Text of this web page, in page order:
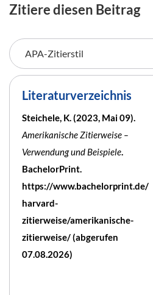
Zitiere diesen Beitrag
Literaturverzeichnis
Steichele, K. (2023, Mai 09).
Amerikanische Zitierweise –
Verwendung und Beispiele.
BachelorPrint.
https://www.bachelorprint.de/
harvard-
zitierweise/amerikanische-
zitierweise/ (abgerufen
07.08.2026)